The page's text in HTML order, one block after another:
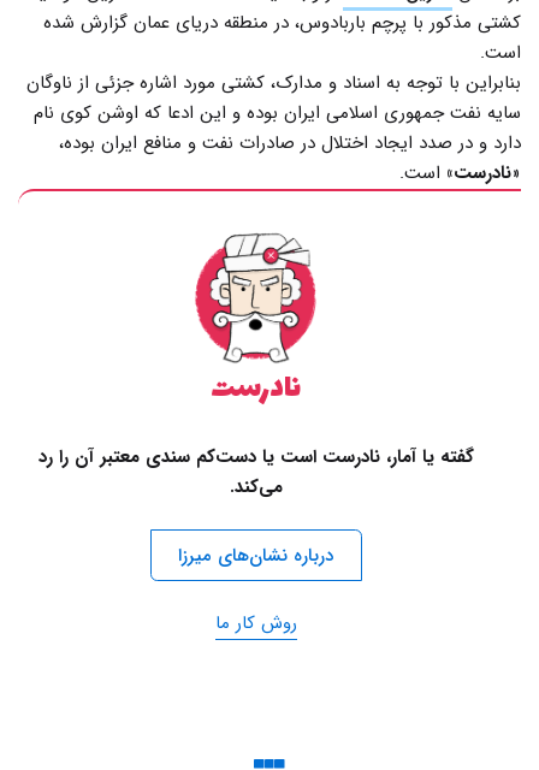
کشتی مذکور با پرچم باربادوس، در منطقه دریای عمان گزارش شده
است.
بنابراین با توجه به اسناد و مدارک، کشتی مورد اشاره جزئی از ناوگان
سایه نفت جمهوری اسلامی ایران بوده‌ و این ادعا که اوشن کوی نام
دارد و در صدد ایجاد اختلال در صادرات نفت و منافع ایران بوده،
«نادرست» است.
نادرست
گفته یا آمار، نادرست است یا دست‌کم سندی معتبر آن را رد
می‌کند.
درباره نشان‌های میرزا
روش کار ما